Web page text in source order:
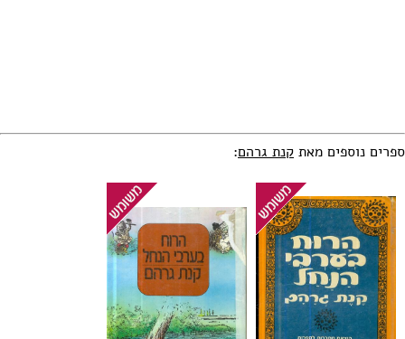
ספרים נוספים מאת קנת גרהם: